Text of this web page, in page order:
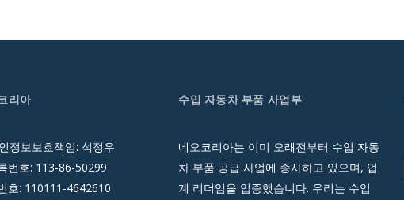
리아
정보보호책임: 석정우
번호: 113-86-50299
호: 110111-4642610
수입 자동차 부품 사업부
네오코리아는 이미 오래전부터 수입 자동
차 부품 공급 사업에 종사하고 있으며, 업
계 리더임을 입증했습니다. 우리는 수입